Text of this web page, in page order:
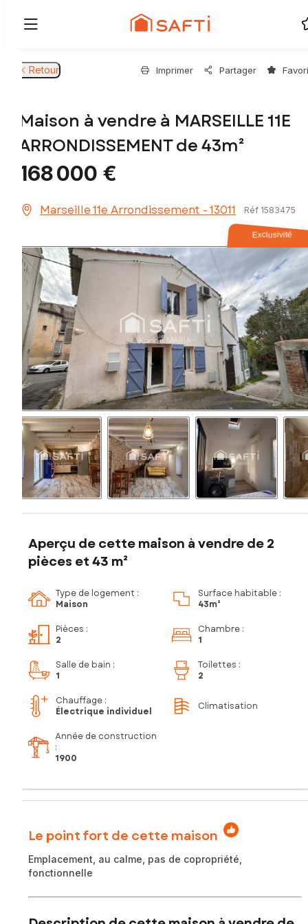
Retour Imprimer Partager
Maison à vendre à MARSEILLE 11E
ARRONDISSEMENT de 43m²
168 000 €
Marseille 11e Arrondissement - 13011 Réf 1583475
Exclusivité
Aperçu de cette maison à vendre de 2
pièces et 43 m²
Type de logement :
Maison
Surface habitable :
43m²
Pièces :
2
Chambre :
1
Salle de bain :
1
Toilettes :
2
Chauffage :
Électrique individuel
Climatisation
Année de construction
:
1900
Le point fort de cette maison
Emplacement, au calme, pas de copropriété,
fonctionnelle